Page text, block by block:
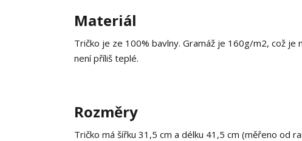
Materiál
Tričko je ze 100% bavlny. Gramáž je 160g/m2, což je
není příliš teplé.
Rozměry
Tričko má šířku 31,5 cm a délku 41,5 cm (měřeno od